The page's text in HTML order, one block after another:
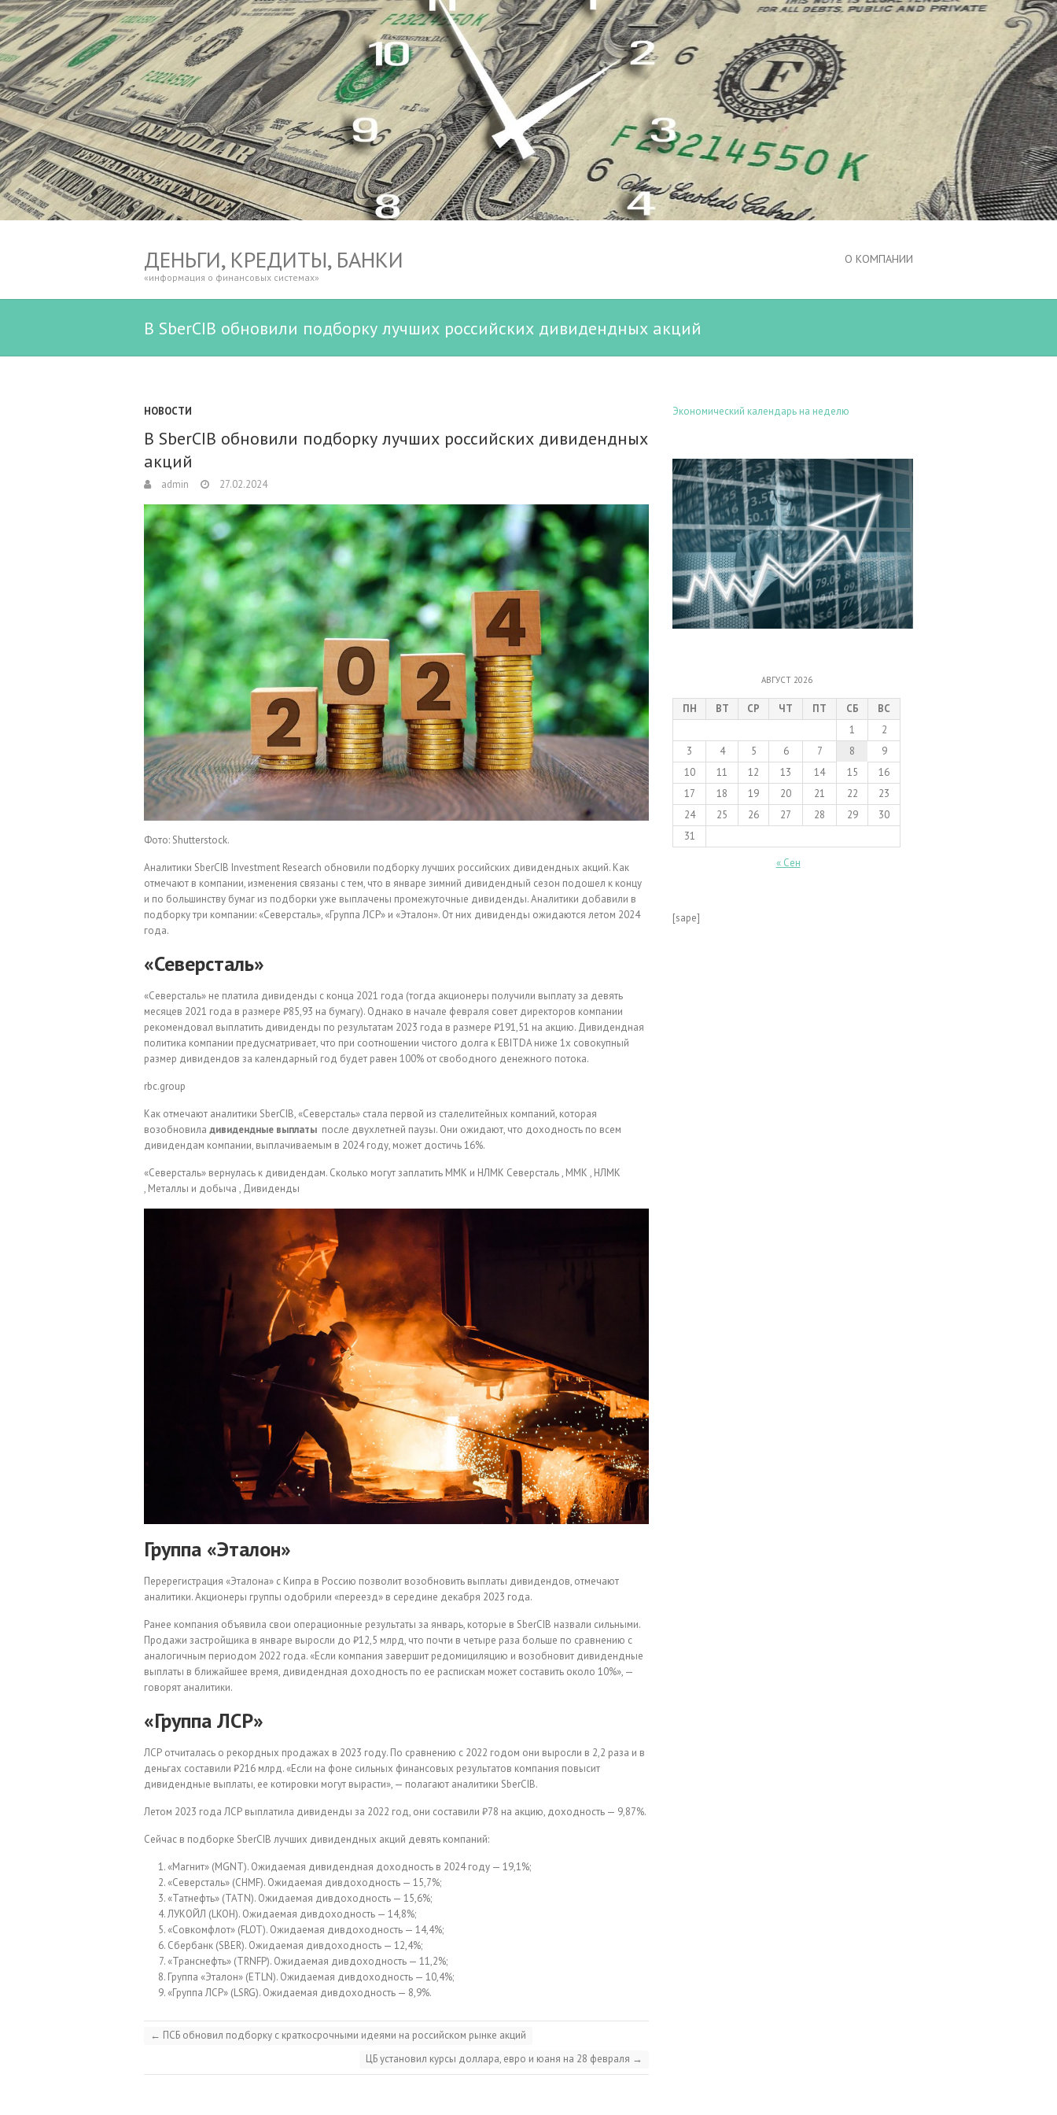
ДЕНЬГИ, КРЕДИТЫ, БАНКИ
«информация о финансовых системах»
О КОМПАНИИ
В SberCIB обновили подборку лучших российских дивидендных акций
НОВОСТИ
В SberCIB обновили подборку лучших российских дивидендных
акций
admin 27.02.2024
Фото: Shutterstock.
Аналитики SberCIB Investment Research обновили подборку лучших российских дивидендных акций. Как
отмечают в компании, изменения связаны с тем, что в январе зимний дивидендный сезон подошел к концу
и по большинству бумаг из подборки уже выплачены промежуточные дивиденды. Аналитики добавили в
подборку три компании: «Северсталь», «Группа ЛСР» и «Эталон». От них дивиденды ожидаются летом 2024
года.
«Северсталь»
«Северсталь» не платила дивиденды с конца 2021 года (тогда акционеры получили выплату за девять
месяцев 2021 года в размере ₽85,93 на бумагу). Однако в начале февраля совет директоров компании
рекомендовал выплатить дивиденды по результатам 2023 года в размере ₽191,51 на акцию. Дивидендная
политика компании предусматривает, что при соотношении чистого долга к EBITDA ниже 1х совокупный
размер дивидендов за календарный год будет равен 100% от свободного денежного потока.
rbc.group
Как отмечают аналитики SberCIB, «Северсталь» стала первой из сталелитейных компаний, которая
возобновила дивидендные выплаты после двухлетней паузы. Они ожидают, что доходность по всем
дивидендам компании, выплачиваемым в 2024 году, может достичь 16%.
«Северсталь» вернулась к дивидендам. Сколько могут заплатить ММК и НЛМК Северсталь , ММК , НЛМК
, Металлы и добыча , Дивиденды
Группа «Эталон»
Перерегистрация «Эталона» с Кипра в Россию позволит возобновить выплаты дивидендов, отмечают
аналитики. Акционеры группы одобрили «переезд» в середине декабря 2023 года.
Ранее компания объявила свои операционные результаты за январь, которые в SberCIB назвали сильными.
Продажи застройщика в январе выросли до ₽12,5 млрд, что почти в четыре раза больше по сравнению с
аналогичным периодом 2022 года. «Если компания завершит редомициляцию и возобновит дивидендные
выплаты в ближайшее время, дивидендная доходность по ее распискам может составить около 10%», —
говорят аналитики.
«Группа ЛСР»
ЛСР отчиталась о рекордных продажах в 2023 году. По сравнению с 2022 годом они выросли в 2,2 раза и в
деньгах составили ₽216 млрд. «Если на фоне сильных финансовых результатов компания повысит
дивидендные выплаты, ее котировки могут вырасти», — полагают аналитики SberCIB.
Летом 2023 года ЛСР выплатила дивиденды за 2022 год, они составили ₽78 на акцию, доходность — 9,87%.
Сейчас в подборке SberCIB лучших дивидендных акций девять компаний:
«Магнит» (MGNT). Ожидаемая дивидендная доходность в 2024 году — 19,1%;
«Северсталь» (CHMF). Ожидаемая дивдоходность — 15,7%;
«Татнефть» (TATN). Ожидаемая дивдоходность — 15,6%;
ЛУКОЙЛ (LKOH). Ожидаемая дивдоходность — 14,8%;
«Совкомфлот» (FLOT). Ожидаемая дивдоходность — 14,4%;
Сбербанк (SBER). Ожидаемая дивдоходность — 12,4%;
«Транснефть» (TRNFP). Ожидаемая дивдоходность — 11,2%;
Группа «Эталон» (ETLN). Ожидаемая дивдоходность — 10,4%;
«Группа ЛСР» (LSRG). Ожидаемая дивдоходность — 8,9%.
← ПСБ обновил подборку с краткосрочными идеями на российском рынке акций
ЦБ установил курсы доллара, евро и юаня на 28 февраля →
Экономический календарь на неделю
АВГУСТ 2026
ПН ВТ СР ЧТ ПТ СБ
ВС
1
2
3
4 5 6 7 8
9
10
11 12 13 14 15
16
17
18 19 20 21 22
23
24
25 26 27 28 29
30
31
« Сен
[sape]